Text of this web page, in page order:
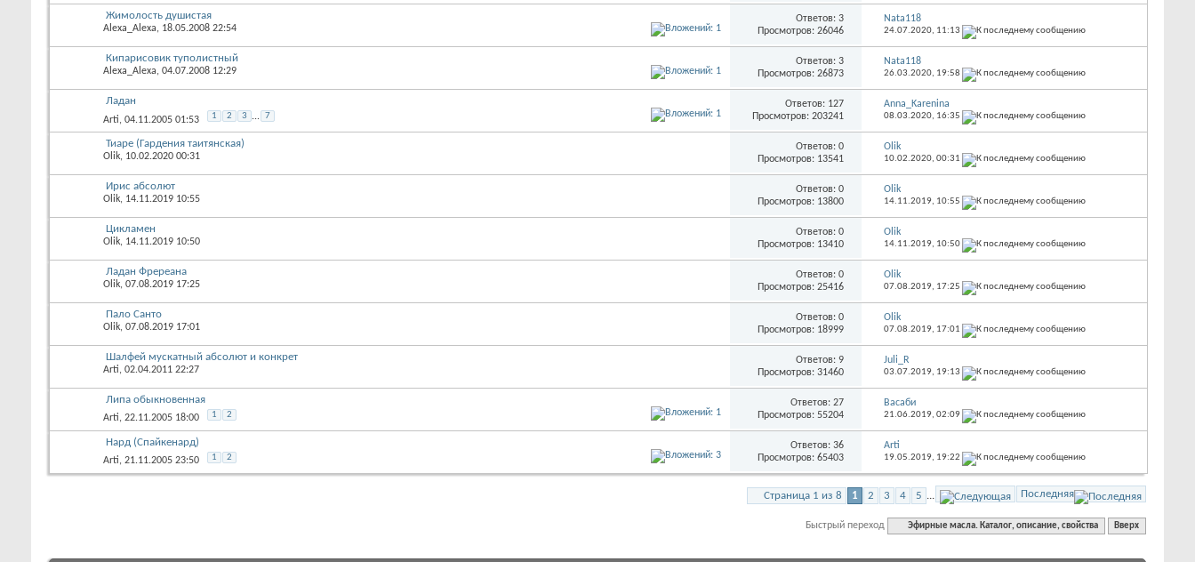
Жимолость душистая
Alexa_Alexa, 18.05.2008 22:54
Ответов: 3
Просмотров: 26046
Nata118
24.07.2020, 11:13
Кипарисовик туполистный
Alexa_Alexa, 04.07.2008 12:29
Ответов: 3
Просмотров: 26873
Nata118
26.03.2020, 19:58
Ладан
Arti, 04.11.2005 01:53 1 2 3 ... 7
Ответов: 127
Просмотров: 203241
Anna_Karenina
08.03.2020, 16:35
Тиаре (Гардения таитянская)
Olik, 10.02.2020 00:31
Ответов: 0
Просмотров: 13541
Olik
10.02.2020, 00:31
Ирис абсолют
Olik, 14.11.2019 10:55
Ответов: 0
Просмотров: 13800
Olik
14.11.2019, 10:55
Цикламен
Olik, 14.11.2019 10:50
Ответов: 0
Просмотров: 13410
Olik
14.11.2019, 10:50
Ладан Фререана
Olik, 07.08.2019 17:25
Ответов: 0
Просмотров: 25416
Olik
07.08.2019, 17:25
Пало Санто
Olik, 07.08.2019 17:01
Ответов: 0
Просмотров: 18999
Olik
07.08.2019, 17:01
Шалфей мускатный абсолют и конкрет
Arti, 02.04.2011 22:27
Ответов: 9
Просмотров: 31460
Juli_R
03.07.2019, 19:13
Липа обыкновенная
Arti, 22.11.2005 18:00 1 2
Ответов: 27
Просмотров: 55204
Васаби
21.06.2019, 02:09
Нард (Спайкенард)
Arti, 21.11.2005 23:50 1 2
Ответов: 36
Просмотров: 65403
Arti
19.05.2019, 19:22
Страница 1 из 8 1 2 3 4 5 ... Последняя
Быстрый переход Эфирные масла. Каталог, описание, свойства Вверх